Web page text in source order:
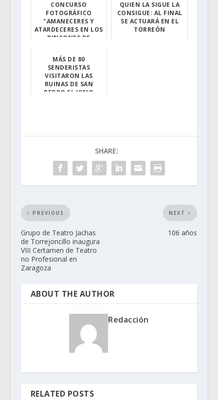
CONCURSO
FOTOGRÁFICO
"AMANECERES Y
ATARDECERES EN LOS
RINCONES DE
Llega el verano...
QUIEN LA SIGUE LA
CONSIGUE: AL FINAL
SE ACTUARÁ EN EL
TORREÓN
MÁS DE 80
SENDERISTAS
VISITARON LAS
RUINAS DE SAN
PEDRO EL VIEJO
SHARE:
PREVIOUS
Grupo de Teatro Jachas
de Torrejoncillo inaugura
VIII Certamen de Teatro
no Profesional en
Zaragoza
NEXT
106 años
ABOUT THE AUTHOR
Redacción
RELATED POSTS